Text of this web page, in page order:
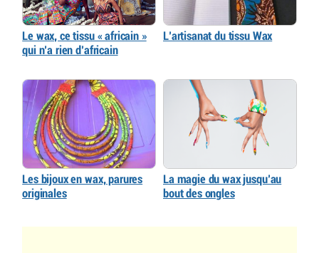
Le wax, ce tissu « africain »
qui n’a rien d’africain
L’artisanat du tissu Wax
Les bijoux en wax, parures
originales
La magie du wax jusqu’au
bout des ongles